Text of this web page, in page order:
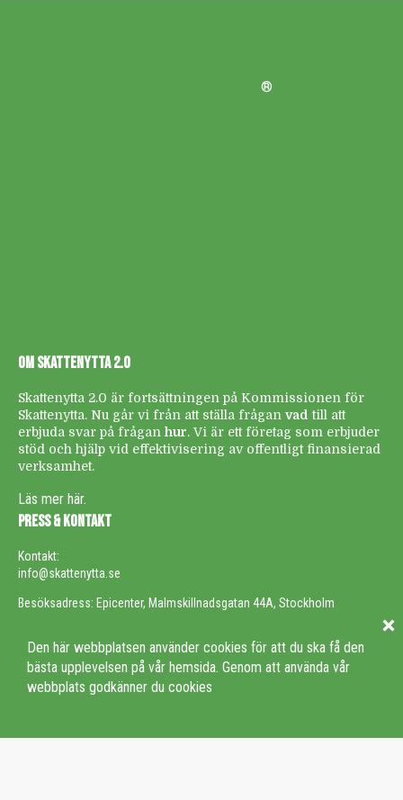
®
OM SKATTENYTTA 2.0
Skattenytta 2.0 är fortsättningen på Kommissionen för
Skattenytta. Nu går vi från att ställa frågan vad till att
erbjuda svar på frågan hur. Vi är ett företag som erbjuder
stöd och hjälp vid effektivisering av offentligt finansierad
verksamhet.
Läs mer här.
PRESS & KONTAKT
Kontakt:
info@skattenytta.se
Besöksadress: Epicenter, Malmskillnadsgatan 44A, Stockholm
FÖLJ OSS I SOCIALA MEDIER
Den här webbplatsen använder cookies för att du ska få den
bästa upplevelsen på vår hemsida. Genom att använda vår
webbplats godkänner du cookies